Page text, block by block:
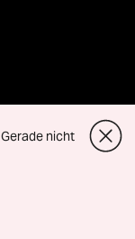
Gerade nicht